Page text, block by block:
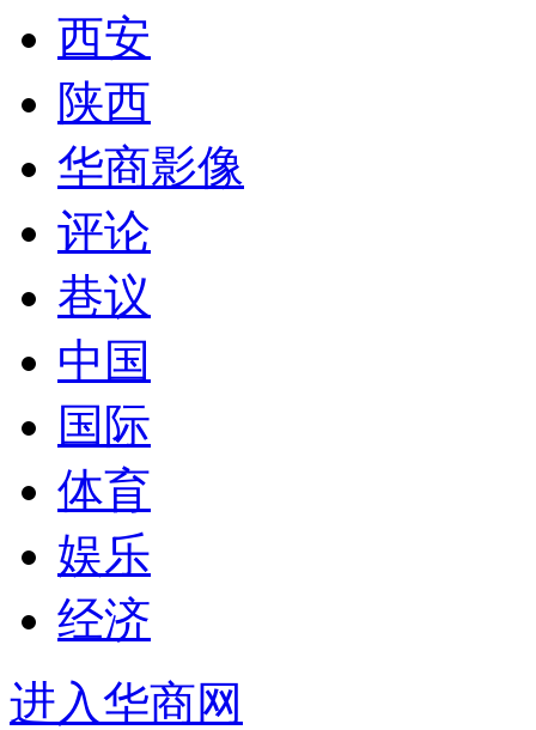
西安
陕西
华商影像
评论
巷议
中国
国际
体育
娱乐
经济
进入华商网